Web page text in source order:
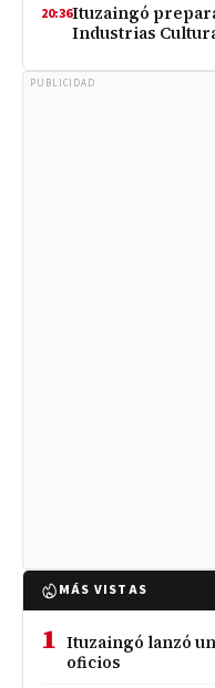
20:36Ituzaingó
Industrias
PUBLICIDAD
MÁS VISTAS
1 Ituzaingó lanzó
oficios